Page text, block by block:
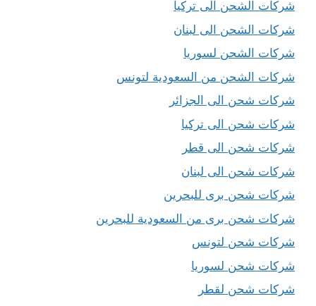
شركات الشحن الى تركيا
شركات الشحن الى لبنان
شركات الشحن لسوريا
شركات الشحن من السعودية لتونس
شركات شحن الى الجزائر
شركات شحن الى تركيا
شركات شحن الى قطر
شركات شحن الى لبنان
شركات شحن برى للبحرين
شركات شحن برى من السعودية للبحرين
شركات شحن لتونس
شركات شحن لسوريا
شركات شحن لقطر